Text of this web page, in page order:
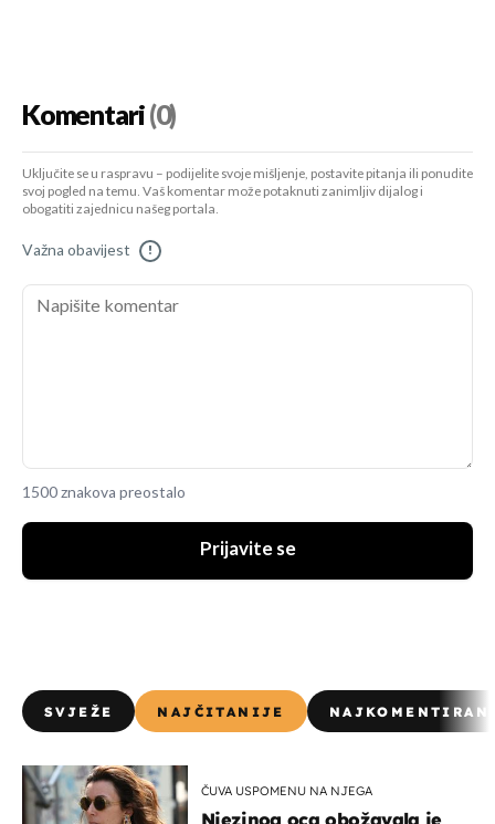
Komentari(0)
Uključite se u raspravu – podijelite svoje mišljenje, postavite pitanja ili ponudite
svoj pogled na temu. Vaš komentar može potaknuti zanimljiv dijalog i
obogatiti zajednicu našeg portala.
Važna obavijest !
1500 znakova preostalo
Prijavite se
SVJEŽE NAJČITANIJE
ČUVA USPOMENU NA NJEGA
Njezinog oca obožavala je